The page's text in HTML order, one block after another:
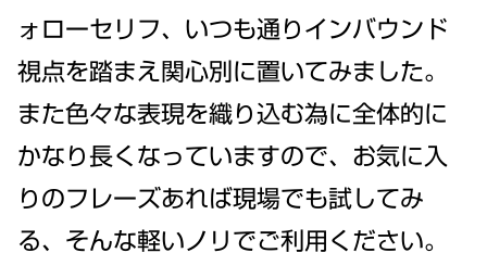
ォローセリフ、いつも通りインバウンド
視点を踏まえ関心別に置いてみました。
また色々な表現を織り込む為に全体的に
かなり長くなっていますので、お気に入
りのフレーズあれば現場でも試してみ
る、そんな軽いノリでご利用ください。